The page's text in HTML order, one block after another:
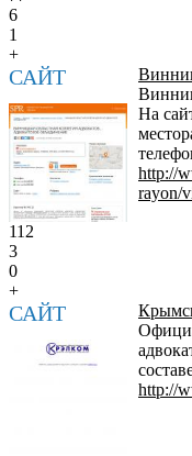
6
1
+
САЙТ
На
http://
rayon/
112
3
0
+
САЙТ
http://